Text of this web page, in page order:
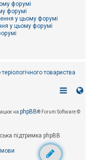
форумі
форумі
у цьому форумі
у цьому форумі
товариства
на phpBB® Forum Software ©
підтримка phpBB